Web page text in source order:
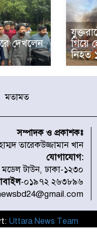
দেখলেন
গিয়ে
নিহত
মতামত
সম্পাদক ও প্রকাশকঃ
তারেকউজ্জামান খান
যোগাযোগ:
টাউন, ঢাকা-১২৩০
-০১৯৭২ ২৬৩৮৯৬
Uttara News Team